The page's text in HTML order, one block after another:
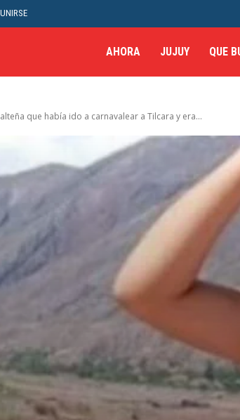
AHORA JUJUY QUE
que había ido a carnavalear a Tilcara y era...